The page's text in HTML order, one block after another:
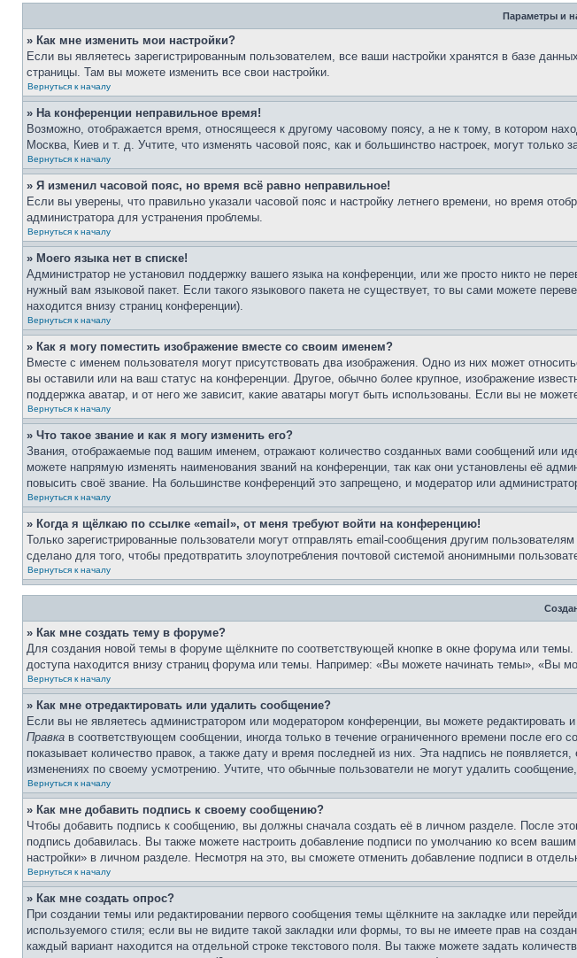
Параметры и
» Как мне изменить мои настройки?
Если вы являетесь зарегистрированным пользователем, все ваши настройки хранятся в базе
страницы. Там вы можете изменить все свои настройки.
Вернуться к началу
» На конференции неправильное время!
Возможно, отображается время, относящееся к другому часовому поясу, а не к тому, в котором
Москва, Киев и т. д. Учтите, что изменять часовой пояс, как и большинство настроек, могут
Вернуться к началу
» Я изменил часовой пояс, но время всё равно неправильное!
Если вы уверены, что правильно указали часовой пояс и настройку летнего времени, но время
администратора для устранения проблемы.
Вернуться к началу
» Моего языка нет в списке!
Администратор не установил поддержку вашего языка на конференции, или же просто никто не
нужный вам языковой пакет. Если такого языкового пакета не существует, то вы сами можете
находится внизу страниц конференции).
Вернуться к началу
» Как я могу поместить изображение вместе со своим именем?
Вместе с именем пользователя могут присутствовать два изображения. Одно из них может
вы оставили или на ваш статус на конференции. Другое, обычно более крупное, изображение
поддержка аватар, и от него же зависит, какие аватары могут быть использованы. Если вы не
Вернуться к началу
» Что такое звание и как я могу изменить его?
Звания, отображаемые под вашим именем, отражают количество созданных вами сообщений или
можете напрямую изменять наименования званий на конференции, так как они установлены её
повысить своё звание. На большинстве конференций это запрещено, и модератор или
Вернуться к началу
» Когда я щёлкаю по ссылке «email», от меня требуют войти на конференцию!
Только зарегистрированные пользователи могут отправлять email-сообщения другим
сделано для того, чтобы предотвратить злоупотребления почтовой системой анонимными
Вернуться к началу
» Как мне создать тему в форуме?
Для создания новой темы в форуме щёлкните по соответствующей кнопке в окне форума или
доступа находится внизу страниц форума или темы. Например: «Вы можете начинать темы», «Вы
Вернуться к началу
» Как мне отредактировать или удалить сообщение?
Если вы не являетесь администратором или модератором конференции, вы можете
Правка в соответствующем сообщении, иногда только в течение ограниченного времени после
показывает количество правок, а также дату и время последней из них. Эта надпись не
изменениях по своему усмотрению. Учтите, что обычные пользователи не могут удалить
Вернуться к началу
» Как мне добавить подпись к своему сообщению?
Чтобы добавить подпись к сообщению, вы должны сначала создать её в личном разделе. После
подпись добавилась. Вы также можете настроить добавление подписи по умолчанию ко всем
настройки» в личном разделе. Несмотря на это, вы сможете отменить добавление подписи в
Вернуться к началу
» Как мне создать опрос?
При создании темы или редактировании первого сообщения темы щёлкните на закладке или
используемого стиля; если вы не видите такой закладки или формы, то вы не имеете прав на
каждый вариант находится на отдельной строке текстового поля. Вы также можете задать